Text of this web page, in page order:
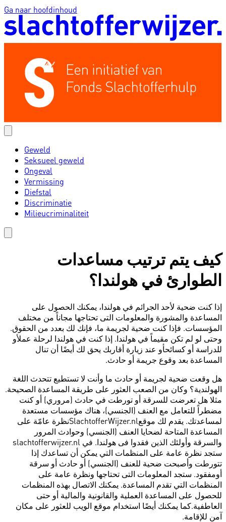
Ga naar hoofdinhoud
Geweld
Seksueel geweld
Ongeval
Vermissing
Diefstal
Discriminatie
Milieucriminaliteit
كيف يتم ترتيب مساعدات
الطوارئ في هولندا؟
إذا كنت ضحية لأحد الجرائم في هولندا، يمكنك الحصول على
المساعدة والمشورة والمعلومات التى تحتاجها مجاناً من مختلف
المؤسسات. فإذا كنت ضحية لجريمة ما، فإنك لك بعدد من الحقوق.
وحتى لو لم تكن مقيماً في هولندا. إذا كنت في هولندا لرحلة عملأو
للدراسة أو كسائحأو عند زيارة أقاربك يحق لك أيضًا أن تنال
المساعدة بعد وقوع جريمة أو حادث.
هل وقعت ضحية لجريمة أو حادث ما وأنت لا تستطيع تتحدث اللغة
الهولندية؟ وكان من الصعب العثور على طريقة المساعدة الصحيحة.
مثلا هل تعرضت للسرقة أو تورطت في حادث (مروري) أو كنت
مضطراً للتعامل مع العنف (الجنسي)، هناك مؤسسات مستعدة
لمساعدتك. يقدم لك موقعSlachtofferWijzer.nlنظرة عامّة على
المساعدة المتاحة لضحايا العنف (الجنسي) وحوادث المرور
والسرقة وأولئك الذين فقدوا فى هولندا. في slachtofferwijzer.nl
ستجد نظرة عامة على المنظمات التي يمكن أن تساعدك إذا
تتورطت وأصبحت ضحية للعنف (الجنسي) أو حادث أو سرقة
أومفقود. ستجد المعلومات التى تحتاجها ونظرة عامة على
المنظمات التي تقدم المساعدة. يمكنك الاتصال بهذه المنظمات
للحصول على المساعدة العملية والقانونية والمالية أو حتى
العاطفية.كما يمكنك أيضًا استخدام موقع الويب للعثور على مكان
آمن للإقامة.